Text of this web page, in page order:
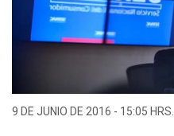
9 DE JUNIO DE 2016 - 15:05 HRS.